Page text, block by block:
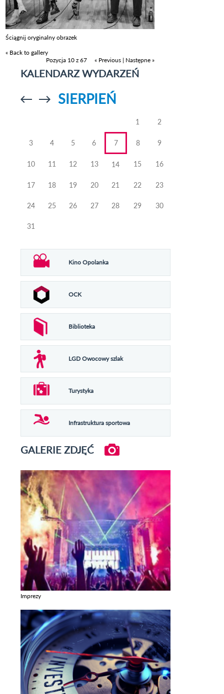
Ściągnij oryginalny obrazek
« Back to gallery
Pozycja 10 z 67
« Previous | Następne »
KALENDARZ WYDARZEŃ
Przejdź doPrzejdź do
SIERPIEŃ
1 2
3 4 5 6 7 8 9
10 11 12 13 14 15 16
17 18 19 20 21 22 23
24 25 26 27 28 29 30
31
Kino Opolanka
OCK
Biblioteka
LGD Owocowy szlak
Turystyka
Infrastruktura sportowa
GALERIE ZDJĘĆ
Imprezy